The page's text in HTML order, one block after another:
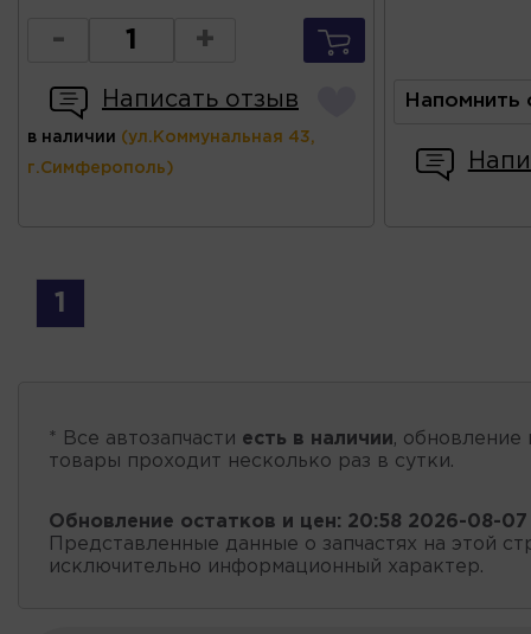
- +
Написать отзыв
в наличии (ул.Коммунальная 43,
г.Симферополь)
Напомнить
1
* Все автозапчасти есть в наличии, обновление
товары проходит несколько раз в сутки.
Обновление остатков и цен: 20:58 2026-08-07
Представленные данные о запчастях на этой
исключительно информационный характер.